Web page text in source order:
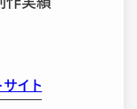
イト